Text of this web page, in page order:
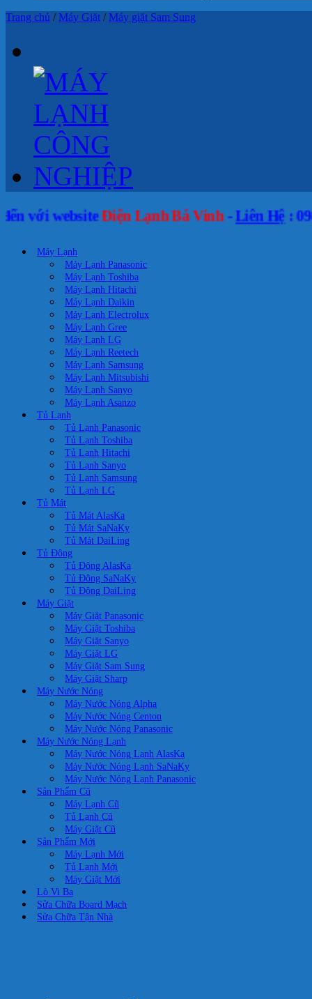
Trang chủ / Máy Giặt / Máy giặt Sam Sung
Điện Lạnh Bá Vinh-Liên Hệ: 0989 046
Máy Lạnh
Máy Lạnh Panasonic
Máy Lạnh Toshiba
Máy Lạnh Hitachi
Máy Lạnh Daikin
Máy Lạnh Electrolux
Máy Lạnh Gree
Máy Lạnh LG
Máy Lạnh Reetech
Máy Lạnh Samsung
Máy Lạnh Mitsubishi
Máy Lạnh Sanyo
Máy Lạnh Asanzo
Tủ Lạnh
Tủ Lạnh Panasonic
Tủ Lạnh Toshiba
Tủ Lạnh Hitachi
Tủ Lạnh Sanyo
Tủ Lạnh Samsung
Tủ Lạnh LG
Tủ Mát
Tủ Mát AlasKa
Tủ Mát SaNaKy
Tủ Mát DaiLing
Tủ Đông
Tủ Đông AlasKa
Tủ Đông SaNaKy
Tủ Đông DaiLing
Máy Giặt
Máy Giặt Panasonic
Máy Giặt Toshiba
Máy Giặt Sanyo
Máy Giặt LG
Máy Giặt Sam Sung
Máy Giặt Sharp
Máy Nước Nóng
Máy Nước Nóng Alpha
Máy Nước Nóng Centon
Máy Nước Nóng Panasonic
Máy Nước Nóng Lạnh
Máy Nước Nóng Lạnh AlasKa
Máy Nước Nóng Lạnh SaNaKy
Máy Nước Nóng Lạnh Panasonic
Sản Phẩm Cũ
Máy Lạnh Cũ
Tủ Lạnh Cũ
Máy Giặt Cũ
Sản Phẩm Mới
Máy Lạnh Mới
Tủ Lạnh Mới
Máy Giặt Mới
Lò Vi Ba
Sửa Chữa Board Mạch
Sửa Chữa Tận Nhà